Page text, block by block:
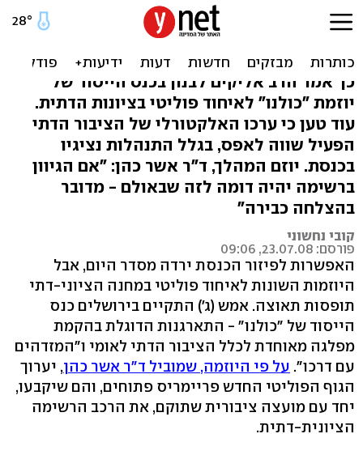
'מחסלי המחבלים מעידים על
איכות הציבור הדתי'
כך אמר הרב אליקים לבנון בכנס הייסוד של
יוזמת "כולנו" לאיחוד פוליטי בציונות הדתית.
עוד טען כי ערכו האלקטורלי של הציבור הדתי
הפעיל שווה לאפס, בגלל התנהלות נציגיו
בכנסת. יוזם המהלך, ד"ר אשר כהן: "אם הגיוון
ברשימה יהיה דומה לזה שבאולם - מדובר
בהצלחה כבירה"
קובי נחשוני
פורסם: 23.07.08, 09:06
האפשרות לפיזור הכנסת ירדה מסדר היום, אבל
היוזמות השונות לאיחוד פוליטי במחנה הציוני-דתי
תופסות תאוצה. אמש (ג') התקיים בירושלים כנס
הייסוד של "כולנו" - התארגנות הדוגלת בהקמת
מפלגה מאוחדת לכלל הציבור הדתי לאומי ו"המזדהים
עם דרכו". על פי היוזמה, שמוביל ד"ר אשר כהן, יערוך
הגוף הפוליטי החדש פריימריס פתוחים, והם שיקבעו,
יחד עם מועצה ציבורית שתוקם, את הרכב הרשימה
הציונית-דתית.